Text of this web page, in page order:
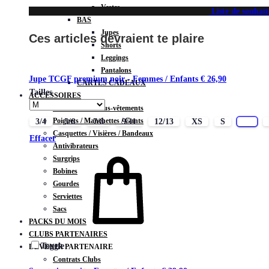
Vestes
BAS
Jupes
Shorts
Leggings
Pantalons
CARTES CADEAUX
ACCESSOIRES
Chaussettes / Sous-vêtements
Poignets / Manchettes / Gants
Casquettes / Visières / Bandeaux
Antivibrateurs
Surgrips
Bobines
Gourdes
Serviettes
Sacs
PACKS DU MOIS
CLUBS PARTENAIRES
DEVENIR PARTENAIRE
Contrats Clubs
Liste de
Ces articles devraient te plaire
Jupe TCGF premium noir - Femmes / Enfants € 26,90
Tailles
3/4 5/6 7/8 9/11 12/13 XS S
Effacer
Toggle